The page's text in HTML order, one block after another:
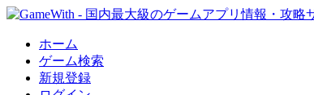
ホーム
ゲーム検索
新規登録